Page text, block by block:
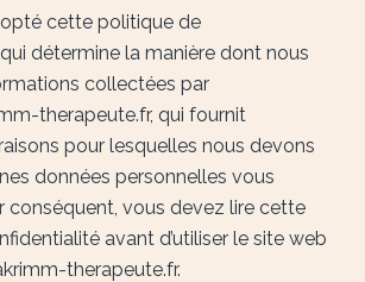
cette politique de
détermine la manière dont nous
collectées par
therapeute.fr, qui fournit
pour lesquelles nous devons
données personnelles vous
conséquent, vous devez lire cette
avant d’utiliser le site web
therapeute.fr.